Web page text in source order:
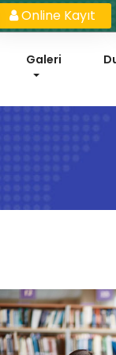
Online Kayıt
Galeri